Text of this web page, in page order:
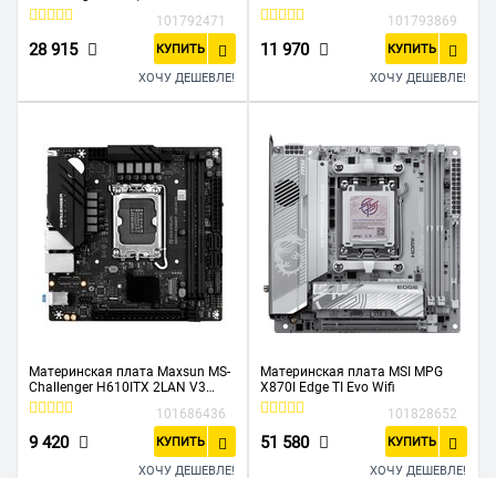
SAM5 MITX
101792471
28 915 КУПИТЬ
ХОЧУ ДЕШЕВЛЕ!
101793869
11 970 КУПИТЬ
ХОЧУ ДЕШЕВЛЕ!
Материнская плата Maxsun MS-
Challenger H610ITX 2LAN V3
(6940709698761)
101686436
9 420 КУПИТЬ
ХОЧУ ДЕШЕВЛЕ!
Материнская плата MSI MPG
X870I Edge TI Evo Wifi
101828652
51 580 КУПИТЬ
ХОЧУ ДЕШЕВЛЕ!